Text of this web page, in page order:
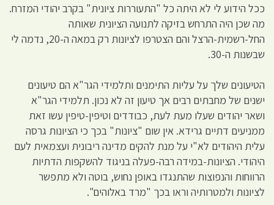
ככל הידוע לי לא היתה כל "התעוררות ציונית" בקרב יהודי המזרח.
מה שכן היה התרחש בזיקה לתנועה הציונית שאותה
החל-רשמית-הרצל והם הצטרפו לציונות רק במאה ה-20, נדמה לי
שבשנות ה-30.
הטיעונים שלך על עליות התימנים ותלמידי הגר"א הם טיעונים
ישנים של מחבתים רבים אך טיעון זה לא נכון. תלמידי הגר"א
ושאר יהודים שעלו מעת לעת, כבודדים וטיפין-טיפין עשו זאת
ממניעים דתיים גרידא. אין שום "ציונות" בכך כי הציונות גרסה
עלית היהודים לא"י על מנת להקים מדינה ריבונית ועצמאית לעם
היהודי. הציונות-במידה רבה-פעלה בניגוד להשקפות הדתיות
הרווחות והנפוצות שהתנגדו באופן נחוש, בוטה ולא מתפשר
לציונות ולמטרותיה וראו בכך "מרד באלוהים".